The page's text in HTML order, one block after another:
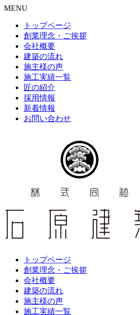
MENU
トップページ
創業理念・ご挨拶
会社概要
建築の流れ
施主様の声
施工実績一覧
匠の紹介
採用情報
新着情報
お問い合わせ
トップページ
創業理念・ご挨拶
会社概要
建築の流れ
施主様の声
施工実績一覧